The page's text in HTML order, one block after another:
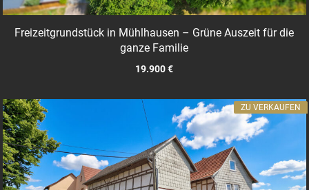
Freizeitgrundstück in Mühlhausen – Grüne Auszeit für die
ganze Familie
19.900 €
ZU VERKAUFEN